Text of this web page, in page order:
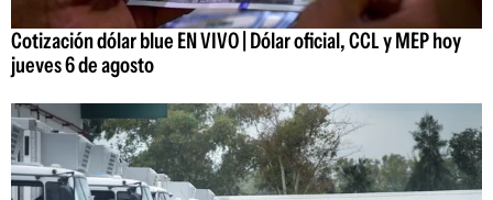
Cotización dólar blue EN VIVO | Dólar oficial, CCL y MEP hoy
jueves 6 de agosto